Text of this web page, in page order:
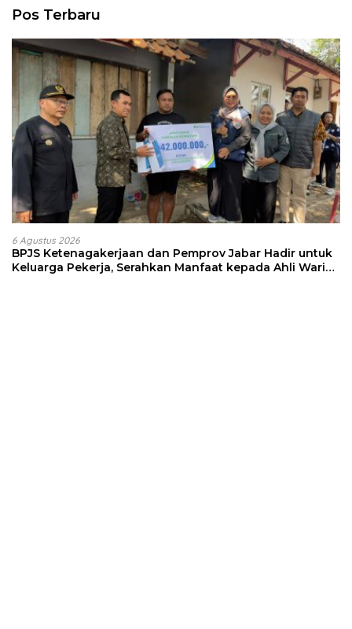
Pos Terbaru
6 Agustus 2026
BPJS Ketenagakerjaan dan Pemprov Jabar Hadir untuk
Keluarga Pekerja, Serahkan Manfaat kepada Ahli Waris